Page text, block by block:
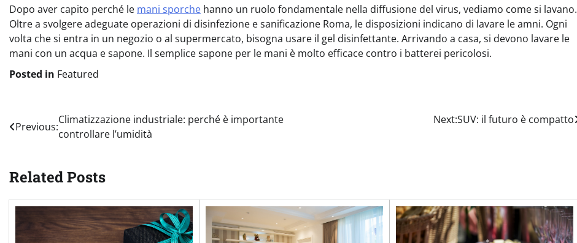
Dopo aver capito perché le mani sporche hanno un ruolo fondamentale nella diffusione del virus, vediamo come si lavano.
Oltre a svolgere adeguate operazioni di disinfezione e sanificazione Roma, le disposizioni indicano di lavare le amni. Ogni
volta che si entra in un negozio o al supermercato, bisogna usare il gel disinfettante. Arrivando a casa, si devono lavare le
mani con un acqua e sapone. Il semplice sapone per le mani è molto efficace contro i batterei pericolosi.
Posted in Featured
Navigazione
articoli
Previous:
Climatizzazione industriale: perché è importante
controllare l’umidità
Next:SUV: il futuro è compatto
Related Posts